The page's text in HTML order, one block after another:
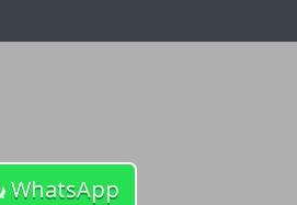
WhatsApp